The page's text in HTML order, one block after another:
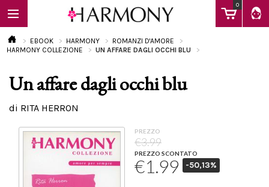
0
EBOOK
EBOOK HARMONY
ROMANZI D'AMORE
HARMONY COLLEZIONE
UN AFFARE DAGLI OCCHI BLU
Un affare dagli occhi blu
di RITA HERRON
PREZZO
€3.99
PREZZO SCONTATO
€1.99 -50,13%